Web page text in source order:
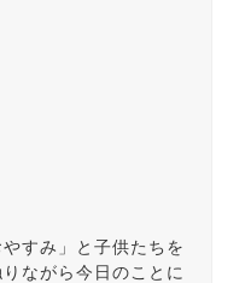
すみ」と子供たちを
ながら今日のことに